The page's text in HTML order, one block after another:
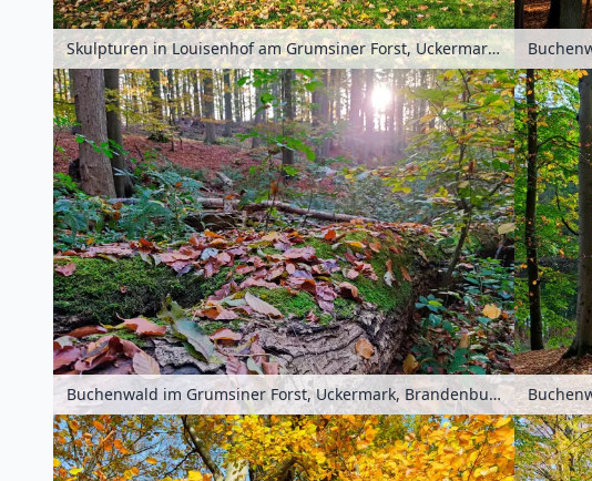
Skulpturen in Louisenhof am Grumsiner Forst, Uckermark, Brandenburg, Deutschland
Buchenwald im Grumsiner Forst, Uckermark, Brandenburg, Deutschland